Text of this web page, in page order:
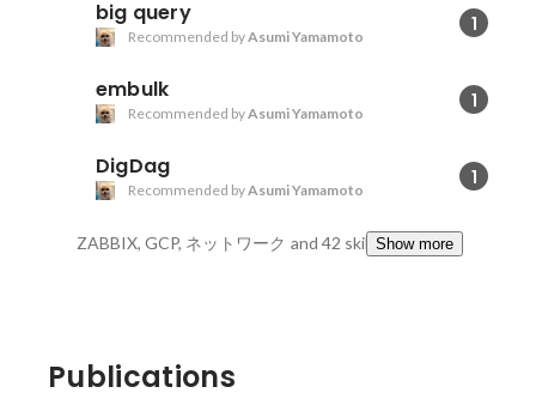
big query 1
Recommended byAsumi Yamamoto
embulk 1
Recommended byAsumi Yamamoto
DigDag 1
Recommended byAsumi Yamamoto
ZABBIX, GCP, ネットワーク and 42 skillsShow more
Publications